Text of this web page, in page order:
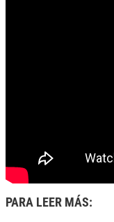
PARA LEER MÁS: